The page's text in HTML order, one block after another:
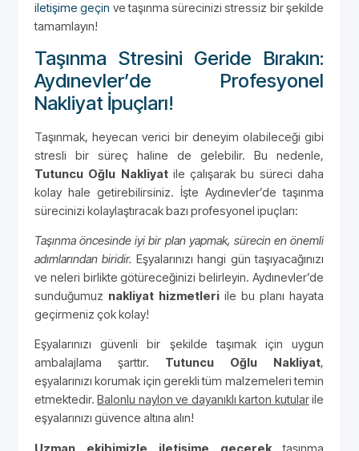
iletişime geçin ve taşınma sürecinizi stressiz bir şekilde
tamamlayın!
Taşınma Stresini Geride Bırakın:
Aydınevler’de Profesyonel
Nakliyat İpuçları!
Taşınmak, heyecan verici bir deneyim olabileceği gibi
stresli bir süreç haline de gelebilir. Bu nedenle,
Tutuncu Oğlu Nakliyatile çalışarak bu süreci daha
kolay hale getirebilirsiniz. İşte Aydınevler’de taşınma
sürecinizi kolaylaştıracak bazı profesyonel ipuçları:
Taşınma öncesinde iyi bir plan yapmak, sürecin en önemli
adımlarından biridir. Eşyalarınızı hangi gün taşıyacağınızı
ve neleri birlikte götüreceğinizi belirleyin. Aydınevler’de
sunduğumuz nakliyat hizmetleri ile bu planı hayata
geçirmeniz çok kolay!
Eşyalarınızı güvenli bir şekilde taşımak için uygun
ambalajlama şarttır. Tutuncu Oğlu Nakliyat,
eşyalarınızı korumak için gerekli tüm malzemeleri temin
etmektedir.Balonlu naylon ve dayanıklı karton kutularile
eşyalarınızı güvence altına alın!
Uzman ekibimizle iletişime geçerek taşınma